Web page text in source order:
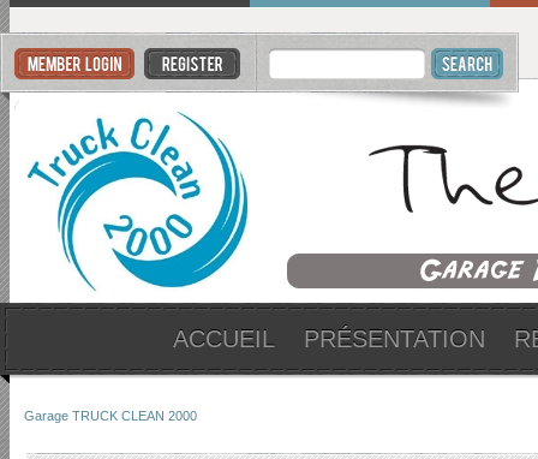
ACCUEIL PRÉSENTATION
Garage TRUCK CLEAN 2000